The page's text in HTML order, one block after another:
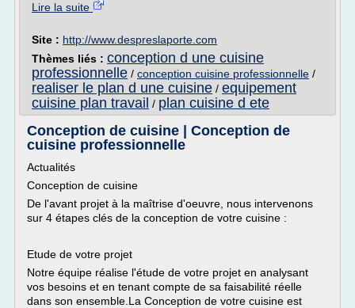
Lire la suite
Site : http://www.despreslaporte.com
Thèmes liés : conception d une cuisine
professionnelle / conception cuisine professionnelle /
realiser le plan d une cuisine / equipement
cuisine plan travail / plan cuisine d ete
Conception de cuisine | Conception de
cuisine professionnelle
Actualités
Conception de cuisine
De l'avant projet à la maîtrise d'oeuvre, nous intervenons
sur 4 étapes clés de la conception de votre cuisine :
Etude de votre projet
Notre équipe réalise l'étude de votre projet en analysant
vos besoins et en tenant compte de sa faisabilité réelle
dans son ensemble.La Conception de votre cuisine est